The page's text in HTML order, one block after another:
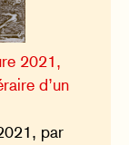
2021,
d’un
par